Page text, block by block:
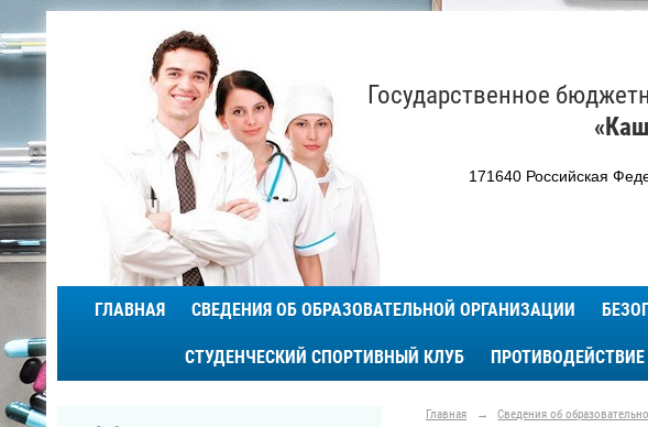
Государственное
171640 Российская
ГЛАВНАЯ СВЕДЕНИЯ ОБ ОБРАЗОВАТЕЛЬНОЙ ОРГАНИЗАЦИИ
СТУДЕНЧЕСКИЙ СПОРТИВНЫЙ КЛУБ
Главная → Сведения об